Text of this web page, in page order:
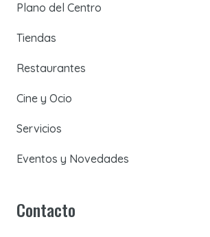
Plano del Centro
Tiendas
Restaurantes
Cine y Ocio
Servicios
Eventos y Novedades
Contacto